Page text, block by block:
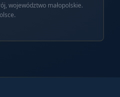
województwo małopolskie.